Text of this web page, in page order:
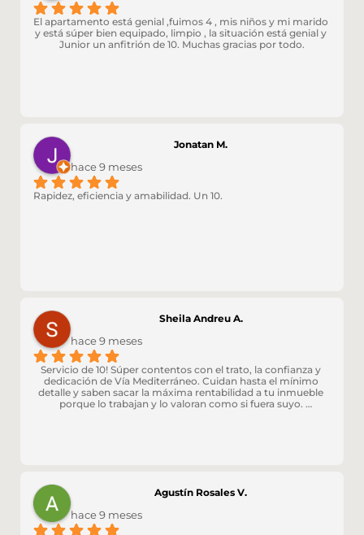
El apartamento está genial ,fuimos 4 , mis niños y mi marido
y está súper bien equipado, limpio , la situación está genial y
Junior un anfitrión de 10. Muchas gracias por todo.
Jonatan M.
hace 9 meses
Rapidez, eficiencia y amabilidad. Un 10.
Sheila Andreu A.
hace 9 meses
Servicio de 10! Súper contentos con el trato, la confianza y
dedicación de Vía Mediterráneo. Cuidan hasta el mínimo
detalle y saben sacar la máxima rentabilidad a tu inmueble
porque lo trabajan y lo valoran como si fuera suyo.
Agustín Rosales V.
hace 9 meses